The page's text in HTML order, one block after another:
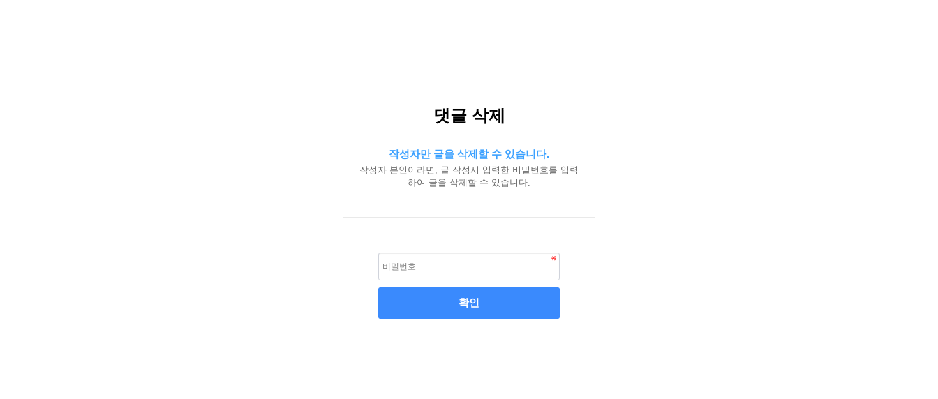
댓글 삭제
작성자만 글을 삭제할 수 있습니다.
작성자 본인이라면, 글 작성시 입력한 비밀번호를 입력
하여 글을 삭제할 수 있습니다.